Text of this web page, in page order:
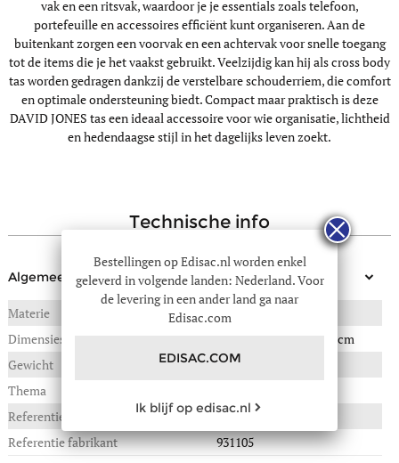
vak en een ritsvak, waardoor je je essentials zoals telefoon,
portefeuille en accessoires efficiënt kunt organiseren. Aan de
buitenkant zorgen een voorvak en een achtervak voor snelle toegang
tot de items die je het vaakst gebruikt. Veelzijdig kan hij als cross body
tas worden gedragen dankzij de verstelbare schouderriem, die comfort
en optimale ondersteuning biedt. Compact maar praktisch is deze
DAVID JONES tas een ideaal accessoire voor wie organisatie, lichtheid
en hedendaagse stijl in het dagelijks leven zoekt.
technische info
Algemeen
Materie
TEXTIEL
Dimensies
19(B) x 7(L) x 24(H) in cm
Gewicht
0,570 kg
Thema
Referentie :
154-00931105
Referentie fabrikant
931105
Bestellingen op Edisac.nl worden enkel
geleverd in volgende landen: Nederland. Voor
de levering in een ander land ga naar
Edisac.com
EDISAC.COM
Ik blijf op edisac.nl